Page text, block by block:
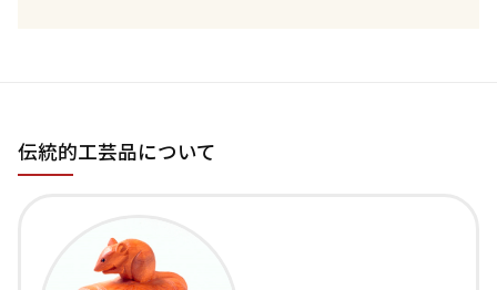
伝統的工芸品について